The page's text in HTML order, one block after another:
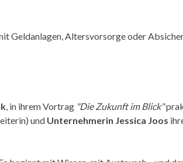
Geldanlagen, Altersvorsorge oder
, in ihrem Vortrag "Die Zukunft im Blick"
und Unternehmerin Jessica Joos